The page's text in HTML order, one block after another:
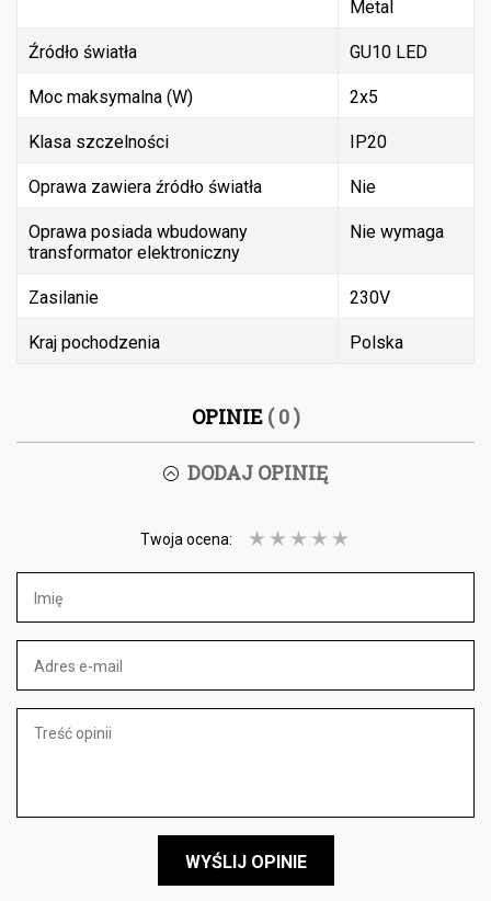
Metal
Źródło światła GU10 LED
Moc maksymalna (W) 2x5
Klasa szczelności IP20
Oprawa zawiera źródło światła Nie
Oprawa posiada wbudowany
transformator elektroniczny
Nie wymaga
Zasilanie 230V
Kraj pochodzenia Polska
OPINIE ( 0 )
DODAJ OPINIĘ
Twoja ocena:
WYŚLIJ OPINIE